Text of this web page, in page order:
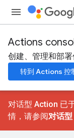
Actions
创建、管理和部署
转到 Actions 控
对话型 Action 已
情，请参阅对话